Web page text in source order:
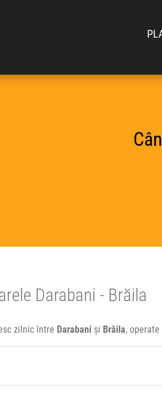
Darabani - Brăila
zilnic între Darabani și Brăila,